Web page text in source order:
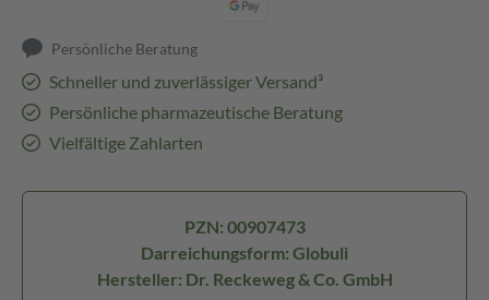
Persönliche Beratung
Schneller und zuverlässiger Versand³
Persönliche pharmazeutische Beratung
Vielfältige Zahlarten
PZN: 00907473
Darreichungsform: Globuli
Hersteller: Dr. Reckeweg & Co. GmbH